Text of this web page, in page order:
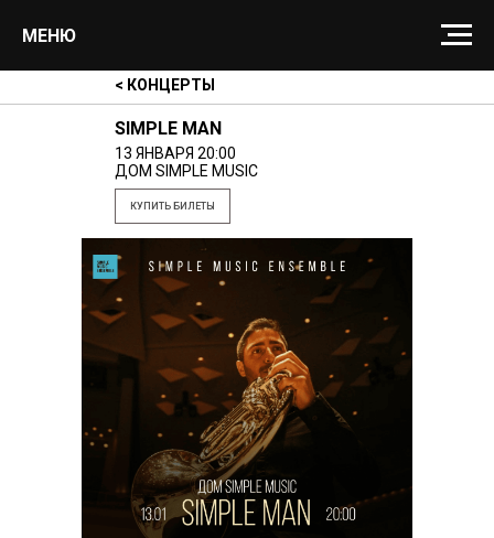
МЕНЮ
13 ЯНВАРЯ 20:00
ДОМ SIMPLE MUSIC
< КОНЦЕРТЫ
SIMPLE MAN
КУПИТЬ БИЛЕТЫ